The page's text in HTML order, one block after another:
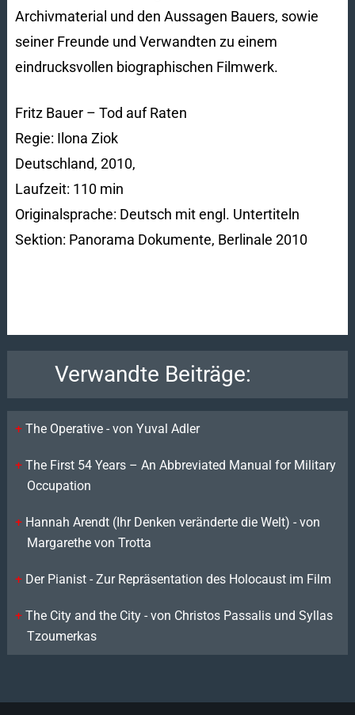
Archivmaterial und den Aussagen Bauers, sowie
seiner Freunde und Verwandten zu einem
eindrucksvollen biographischen Filmwerk.
Fritz Bauer – Tod auf Raten
Regie: Ilona Ziok
Deutschland, 2010,
Laufzeit: 110 min
Originalsprache: Deutsch mit engl. Untertiteln
Sektion: Panorama Dokumente, Berlinale 2010
Verwandte Beiträge:
The Operative - von Yuval Adler
The First 54 Years – An Abbreviated Manual for Military
Occupation
Hannah Arendt (Ihr Denken veränderte die Welt) - von
Margarethe von Trotta
Der Pianist - Zur Repräsentation des Holocaust im Film
The City and the City - von Christos Passalis und Syllas
Tzoumerkas